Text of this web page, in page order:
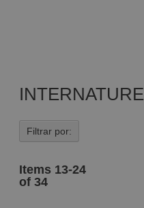
INTERNATURE
Items 13-24
of 34
Filtrar por: